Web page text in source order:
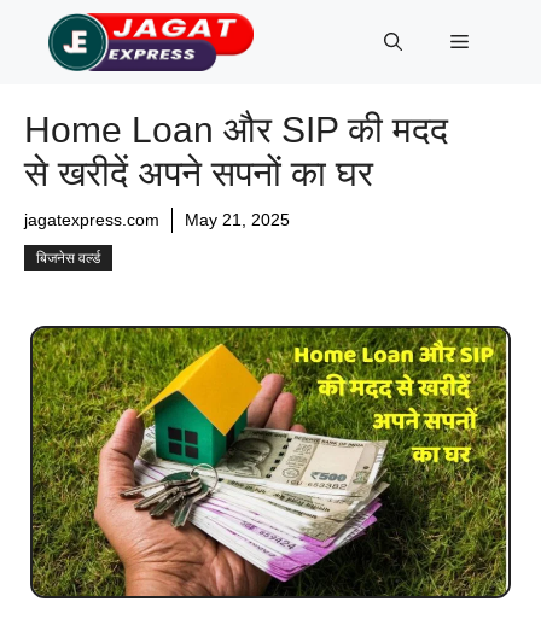
content
Menu
Home Loan और SIP की मदद
से खरीदें अपने सपनों का घर
jagatexpress.com May 21, 2025
बिजनेस वर्ल्ड